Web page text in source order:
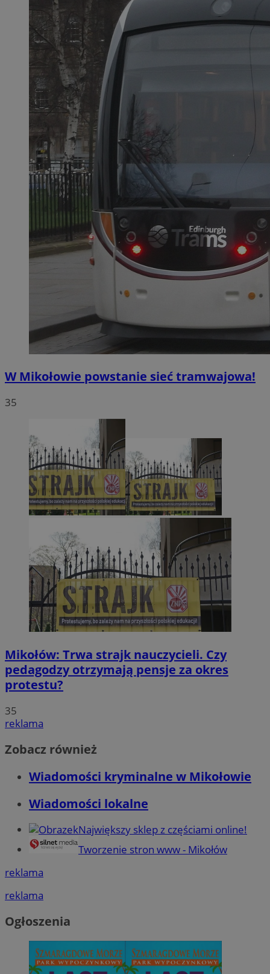
W Mikołowie powstanie sieć tramwajowa!
35
Mikołów: Trwa strajk nauczycieli. Czy
pedagodzy otrzymają pensje za okres
protestu?
35
reklama
Zobacz również
Wiadomości kryminalne w Mikołowie
Wiadomości lokalne
Największy sklep z częściami online!
Tworzenie stron www - Mikołów
reklama
reklama
Ogłoszenia